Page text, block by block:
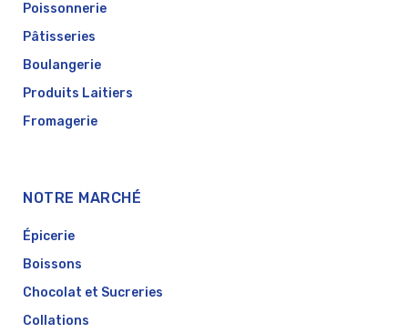
Poissonnerie
Pâtisseries
Boulangerie
Produits Laitiers
Fromagerie
NOTRE MARCHÉ
Épicerie
Boissons
Chocolat et Sucreries
Collations